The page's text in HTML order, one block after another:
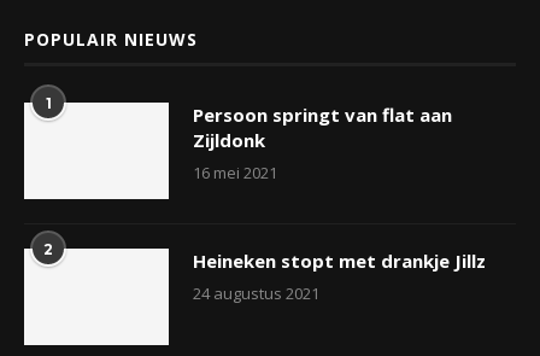
POPULAIR NIEUWS
1
Persoon springt van flat aan
Zijldonk
16 mei 2021
2 Heineken stopt met drankje Jillz
24 augustus 2021